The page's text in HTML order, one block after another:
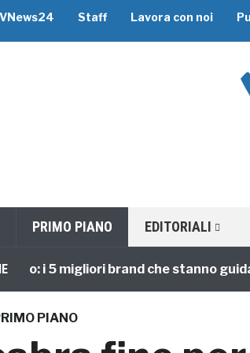
Staff Lavora con noi
PRIMO PIANO EDITORIALI
i 5 migliori brand che stanno guidando
PIANO